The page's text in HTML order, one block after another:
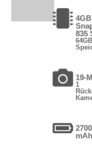
4GB
835
64GB
19-
1
2700
mAh